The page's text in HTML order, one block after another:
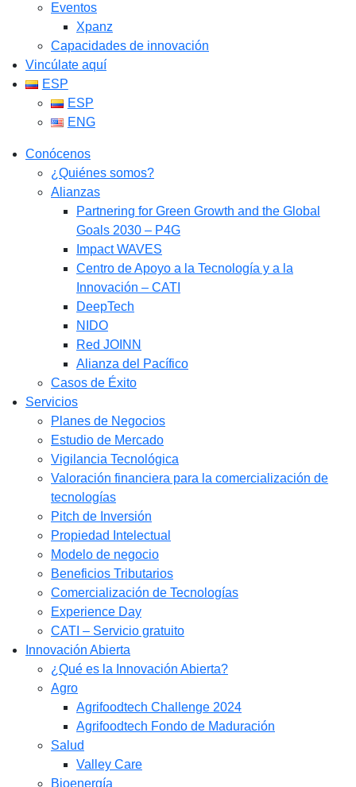
Eventos
Xpanz
Capacidades de innovación
Vincúlate aquí
ESP
ESP
ENG
Conócenos
¿Quiénes somos?
Alianzas
Partnering for Green Growth and the Global
Goals 2030 – P4G
Impact WAVES
Centro de Apoyo a la Tecnología y a la
Innovación – CATI
DeepTech
NIDO
Red JOINN
Alianza del Pacífico
Casos de Éxito
Servicios
Planes de Negocios
Estudio de Mercado​
Vigilancia Tecnológica
Valoración financiera para la comercialización de
tecnologías
Pitch de Inversión
Propiedad Intelectual
Modelo de negocio
Beneficios Tributarios
Comercialización de Tecnologías
Experience Day
CATI – Servicio gratuito
Innovación Abierta
¿Qué es la Innovación Abierta?
Agro
Agrifoodtech Challenge 2024
Agrifoodtech Fondo de Maduración
Salud
Valley Care
Bioenergía